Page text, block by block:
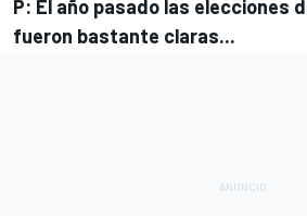
P: El año pasado las elecciones
fueron bastante claras...